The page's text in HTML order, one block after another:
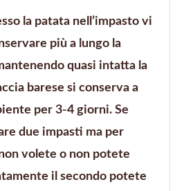
la patata nell’impasto vi
più a lungo la
quasi intatta la
barese si conserva a
per 3-4 giorni. Se
due impasti ma per
volete o non potete
il secondo potete